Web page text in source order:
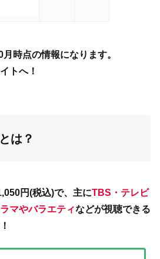
時点の情報になります。
トへ！
は？
円(税込)で、主にTBS・テレビ
マやバラエティなどが視聴できる